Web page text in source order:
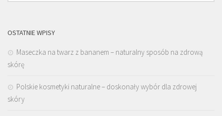
OSTATNIE WPISY
Maseczka na twarz z bananem – naturalny sposób na zdrową
skórę
Polskie kosmetyki naturalne – doskonały wybór dla zdrowej
skóry